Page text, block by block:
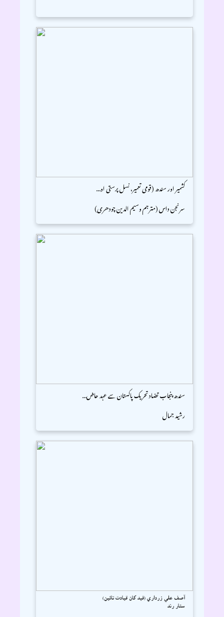
کشمیر اور سندھ (قومی تعمیر، نسل پرستی او...
سرنجن داس (مترجم وسیم الدین چودھری)
سندھ پنجاب تضاد تحریک پاکستان سے عہد حاض...
رشید جمال
آصف علي زرداري (قيد کان قيادت تائين)